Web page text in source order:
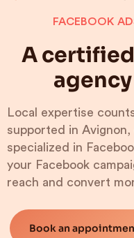
FACEBOOK
A
Local expertise
supported in
specialized in
your Facebook
reach and convert
Book an